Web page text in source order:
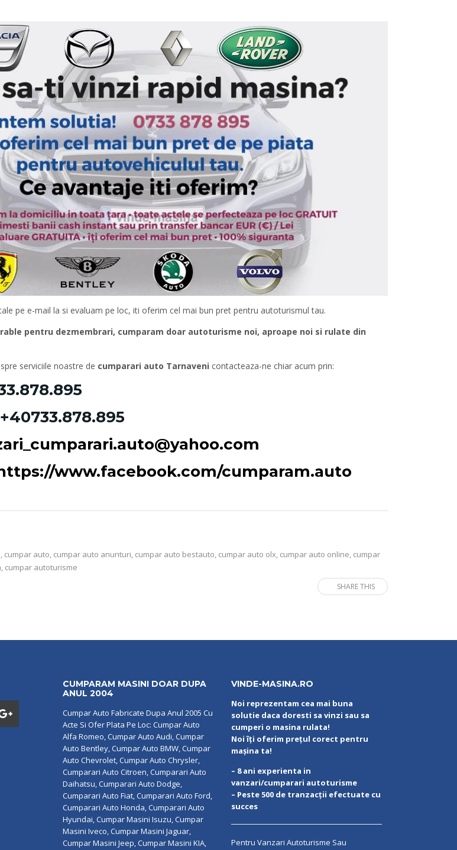
pe e-mail la si evaluam pe loc, iti oferim cel mai bun pret pentru autoturismul tau.
pentru dezmembrari, cumparam doar autoturisme noi, aproape noi si rulate din
serviciile noastre de cumparari auto Tarnaveni contacteaza-ne chiar acum prin:
+40733.878.895
www.facebook.com/cumparam.auto
, cumpar auto, cumpar auto anunturi, cumpar auto bestauto, cumpar auto olx, cumpar auto online, cumpar
, cumpar autoturisme
SHARE THIS
CUMPARAM MASINI DOAR DUPA
ANUL 2004
Cumpar Auto Fabricate Dupa Anul 2005 Cu
Acte Si Ofer Plata Pe Loc: Cumpar Auto
Alfa Romeo, Cumpar Auto Audi, Cumpar
Auto Bentley, Cumpar Auto BMW, Cumpar
Auto Chevrolet, Cumpar Auto Chrysler,
Cumparari Auto Citroen, Cumparari Auto
Daihatsu, Cumparari Auto Dodge,
Cumparari Auto Fiat, Cumparari Auto Ford,
Cumparari Auto Honda, Cumparari Auto
Hyundai, Cumpar Masini Isuzu, Cumpar
Masini Iveco, Cumpar Masini Jaguar,
Cumpar Masini Jeep, Cumpar Masini KIA,
VINDE-MASINA.RO
Noi reprezentam cea mai buna
solutie daca doresti sa vinzi sau sa
cumperi o masina rulata!
Noi îți oferim prețul corect pentru
mașina ta!
– 8 ani experienta in
vanzari/cumparari autoturisme
– Peste 500 de tranzacții efectuate cu
succes
Pentru Vanzari Autoturisme Sau